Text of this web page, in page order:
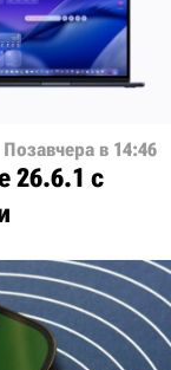
Позавчера в 14:46
26.6.1 с